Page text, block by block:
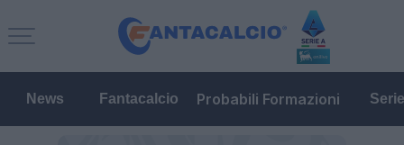
News Fantacalcio Probabili Formazioni